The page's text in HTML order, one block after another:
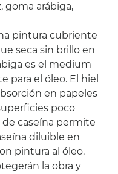
Acuarela metalizada
CON
40 cms.
11,35 € (10%)
goma arábiga,
pintura cubriente
seca sin brillo en
es el medium
para el óleo. El hiel
en papeles
poco
caseína permite
diluible en
pintura al óleo.
la obra y